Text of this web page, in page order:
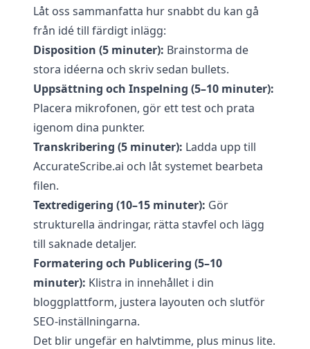
Låt oss sammanfatta hur snabbt du kan gå
från idé till färdigt inlägg:
Disposition (5 minuter): Brainstorma de
stora idéerna och skriv sedan bullets.
Uppsättning och Inspelning (5–10 minuter):
Placera mikrofonen, gör ett test och prata
igenom dina punkter.
Transkribering (5 minuter): Ladda upp till
AccurateScribe.ai och låt systemet bearbeta
filen.
Textredigering (10–15 minuter): Gör
strukturella ändringar, rätta stavfel och lägg
till saknade detaljer.
Formatering och Publicering (5–10
minuter): Klistra in innehållet i din
bloggplattform, justera layouten och slutför
SEO-inställningarna.
Det blir ungefär en halvtimme, plus minus lite.